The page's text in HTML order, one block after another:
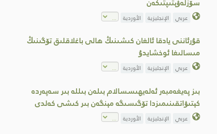
عربي الإنجليزية الأوردية
قۇرئاننى يادقا ئالغان كىشىنىڭ ھالى باغلاقلىق تۆگىنىڭ
مىسالىغا ئوخشايدۇ
عربي الإنجليزية الأوردية
بىز پەيغەمبەر ئەلەيھىسسالام بىلەن بىللە بىر سەپەردە
كېتىۋاتقىنىمىزدا تۆگىسىگە مېنگەن بىر كىشى كەلدى
عربي الإنجليزية الأوردية